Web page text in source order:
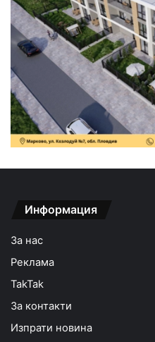
Информация
За нас
Реклама
TakTak
За контакти
Изпрати новина